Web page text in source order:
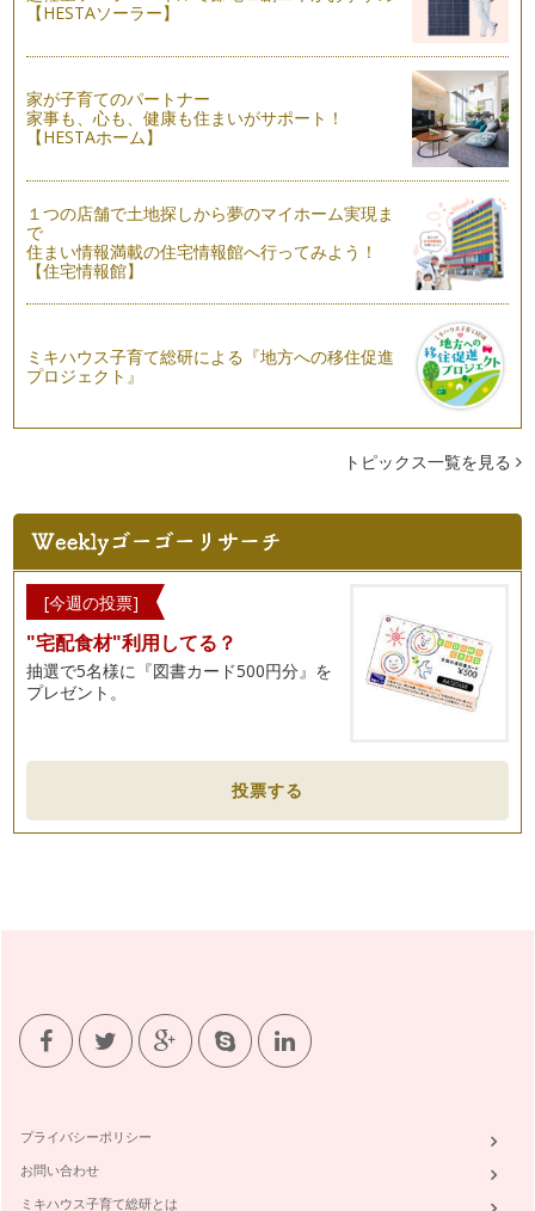
健康保険、厚生年金保険の「４種類」…
これからママたちを待ち受けるであろうライフイベント、たく
さんありますよね・・・。 …
前々回、前回と、「ママの仕事と扶養枠」についてお伝えして
きました。 ・「130万円…
ママが働く上で、知っておきたい「扶養枠」その2
前回、「扶養枠」には「103万円」と「130万円」の壁が２種
類あり、 ★「103万…
ママが働く上で、知っておきたい「扶養枠」その1
子育てにちょっと余裕ができたら働きたい・・・ ちょっとパ
ートにでも出てみようかな・…
【HESTAソーラー】
家が子育てのパートナー
家事も、心も、健康も住まいがサポート！
【HESTAホーム】
１つの店舗で土地探しから夢のマイホーム実現ま
で
住まい情報満載の住宅情報館へ行ってみよう！
【住宅情報館】
ミキハウス子育て総研による『地方への移住促進
プロジェクト』
トピックス一覧を見る
[今週の投票]
"宅配食材"利用してる？
抽選で5名様に『図書カード500円分』を
プレゼント。
投票する
プライバシーポリシー
お問い合わせ
ミキハウス子育て総研とは